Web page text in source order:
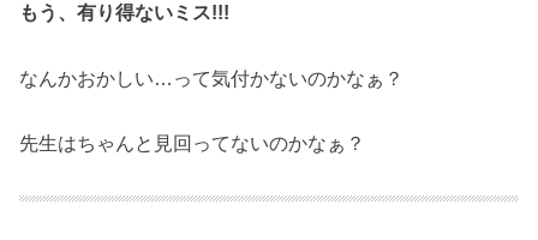
もう、有り得ないミス!!!
なんかおかしい…って気付かないのかなぁ？
先生はちゃんと見回ってないのかなぁ？